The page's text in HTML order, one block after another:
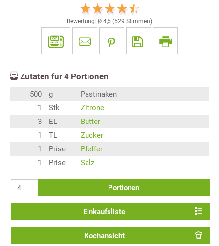
Bewertung: Ø 4,5 (529 Stimmen)
Zutaten für 4 Portionen
500 g
Pastinaken
1
Stk
Zitrone
3
EL
Butter
1
TL
Zucker
1
Prise
Pfeffer
1
Prise Salz
Portionen
Einkaufsliste
Kochansicht